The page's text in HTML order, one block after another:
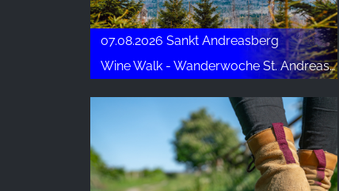
07.08.2026 Sankt Andreasberg
Wine Walk - Wanderwoche St. Andreasberg
Statistik Cookies erfassen Informationen anonym.
Diese Informationen helfen uns zu verstehen, wie
unsere Besucher unsere Website nutzen.
Anbieter:
Google LLC